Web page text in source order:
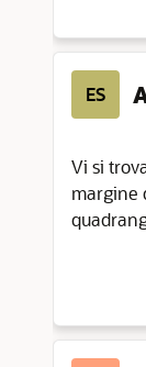
ES
Vi si
margine